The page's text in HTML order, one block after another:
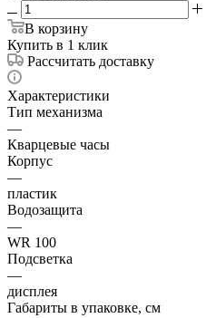
В корзину
Купить в 1 клик
Рассчитать доставку
Характеристики
Тип механизма
—
Кварцевые часы
Корпус
—
пластик
Водозащита
—
WR 100
Подсветка
—
дисплея
Габариты в упаковке, см